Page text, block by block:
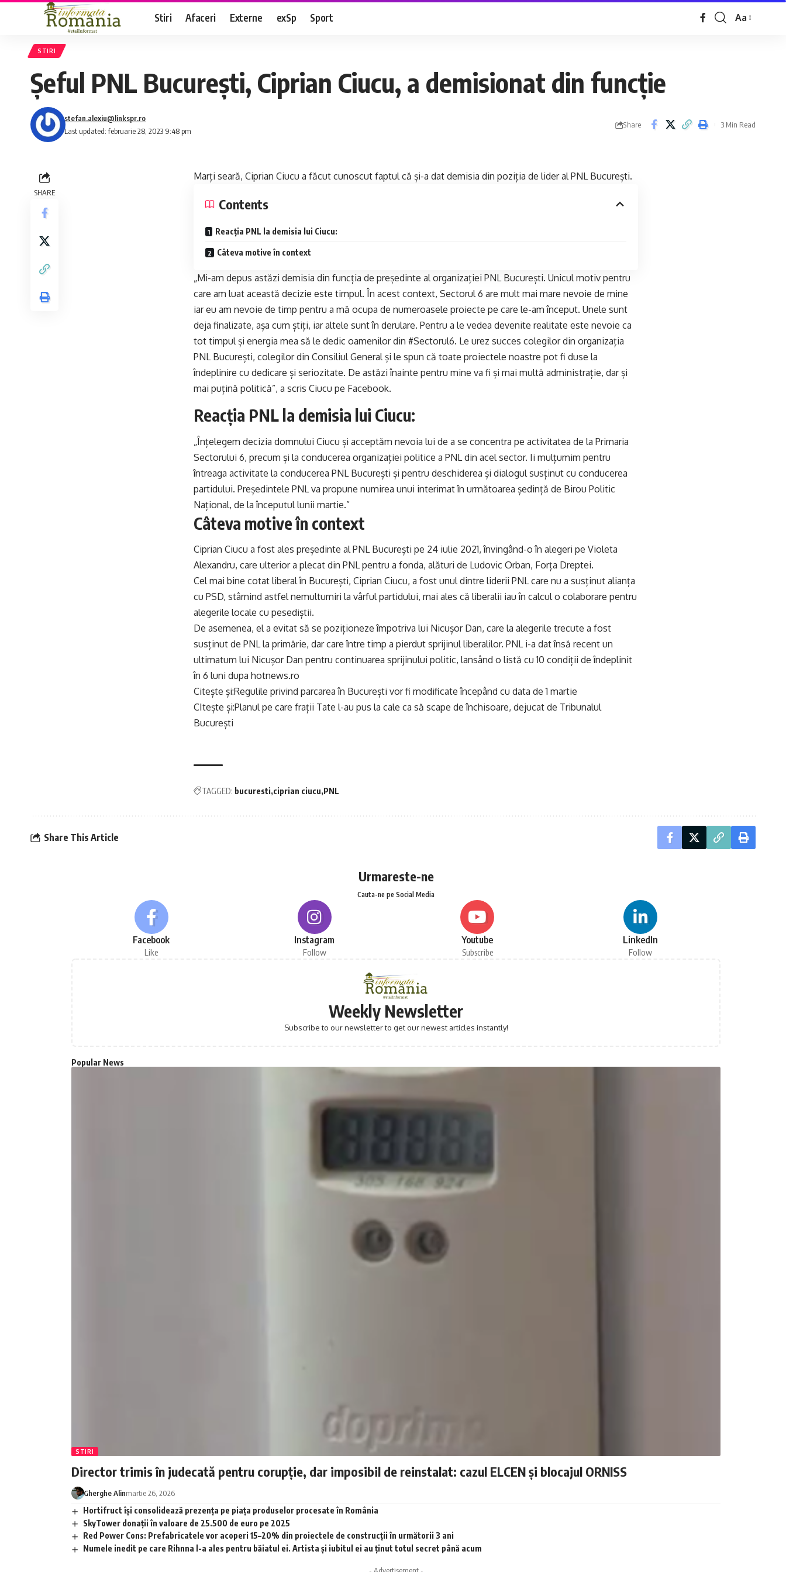
Stiri Afaceri Externe exSp Sport Aa
STIRI
Șeful PNL București, Ciprian Ciucu, a demisionat din funcție
Last updated: februarie 28, 2023 9:48 pm
stefan.alexiu@linkspr.ro
Share 3 Min Read
SHARE
Marți seară, Ciprian Ciucu a făcut cunoscut faptul că și-a dat demisia din poziția de lider al PNL București.
Contents
Reacția PNL la demisia lui Ciucu:
Câteva motive în context
„Mi-am depus astăzi demisia din funcția de președinte al organizației PNL București. Unicul motiv pentru
care am luat această decizie este timpul. În acest context, Sectorul 6 are mult mai mare nevoie de mine
iar eu am nevoie de timp pentru a mă ocupa de numeroasele proiecte pe care le-am început. Unele sunt
deja finalizate, așa cum știți, iar altele sunt în derulare. Pentru a le vedea devenite realitate este nevoie ca
tot timpul și energia mea să le dedic oamenilor din #Sectorul6. Le urez succes colegilor din organizația
PNL București, colegilor din Consiliul General și le spun că toate proiectele noastre pot fi duse la
îndeplinire cu dedicare și seriozitate. De astăzi înainte pentru mine va fi și mai multă administrație, dar și
mai puțină politică”, a scris Ciucu pe Facebook.
Reacția PNL la demisia lui Ciucu:
„Înțelegem decizia domnului Ciucu și acceptăm nevoia lui de a se concentra pe activitatea de la Primaria
Sectorului 6, precum și la conducerea organizației politice a PNL din acel sector. Ii mulțumim pentru
întreaga activitate la conducerea PNL București și pentru deschiderea și dialogul susținut cu conducerea
partidului. Președintele PNL va propune numirea unui interimat în următoarea ședință de Birou Politic
Național, de la începutul lunii martie.”
Câteva motive în context
Ciprian Ciucu a fost ales președinte al PNL București pe 24 iulie 2021, învingând-o în alegeri pe Violeta
Alexandru, care ulterior a plecat din PNL pentru a fonda, alături de Ludovic Orban, Forța Dreptei.
Cel mai bine cotat liberal în București, Ciprian Ciucu, a fost unul dintre liderii PNL care nu a susținut alianța
cu PSD, stârnind astfel nemultumiri la vârful partidului, mai ales că liberalii iau în calcul o colaborare pentru
alegerile locale cu pesediștii.
De asemenea, el a evitat să se poziționeze împotriva lui Nicușor Dan, care la alegerile trecute a fost
susținut de PNL la primărie, dar care între timp a pierdut sprijinul liberalilor. PNL i-a dat însă recent un
ultimatum lui Nicușor Dan pentru continuarea sprijinului politic, lansând o listă cu 10 condiții de îndeplinit
în 6 luni dupa hotnews.ro
Citește și:Regulile privind parcarea în București vor fi modificate începând cu data de 1 martie
CItește și:Planul pe care frații Tate l-au pus la cale ca să scape de închisoare, dejucat de Tribunalul
București
TAGGED: bucuresti ciprian ciucu PNL
Share This Article
Urmareste-ne
Cauta-ne pe Social Media
Facebook
Like
Instagram
Follow
Youtube
Subscribe
LinkedIn
Follow
Weekly Newsletter
Subscribe to our newsletter to get our newest articles instantly!
Popular News
STIRI
Director trimis în judecată pentru corupție, dar imposibil de reinstalat: cazul ELCEN și blocajul ORNISS
Gherghe Alinmartie 26, 2026
Hortifruct își consolidează prezența pe piața produselor procesate în România
SkyTower donații în valoare de 25.500 de euro pe 2025
Red Power Cons: Prefabricatele vor acoperi 15–20% din proiectele de construcții în următorii 3 ani
Numele inedit pe care Rihnna l-a ales pentru băiatul ei. Artista și iubitul ei au ținut totul secret până acum
- Advertisement -